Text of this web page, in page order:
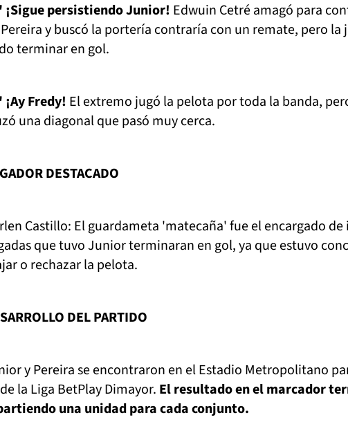
¡Sigue persistiendo Junior! Edwuin Cetré amagó para
y buscó la portería contraría con un remate, pero la
terminar en gol.
Fredy! El extremo jugó la pelota por toda la banda,
una diagonal que pasó muy cerca.
DESTACADO
Castillo: El guardameta 'matecaña' fue el encargado
que tuvo Junior terminaran en gol, ya que estuvo
o rechazar la pelota.
DEL PARTIDO
y Pereira se encontraron en el Estadio Metropolitano
la Liga BetPlay Dimayor. El resultado en el marcador
una unidad para cada conjunto.